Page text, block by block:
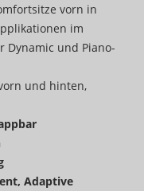
vorn in
im
Dynamic und Piano-
und hinten,
Adaptive